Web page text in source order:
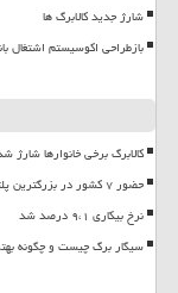
شارژ جدید کالابرگ ها
بازطراحی اکوسیستم اشتغال
کالابرگ برخی خانوارها
حضور ۷ کشور در بزرگترین پلتفرم تبادلات تجاری حوزه ساخت وساز
نرخ بیکاری ۹،۱ درصد شد
سیگار برگ چیست و چگونه